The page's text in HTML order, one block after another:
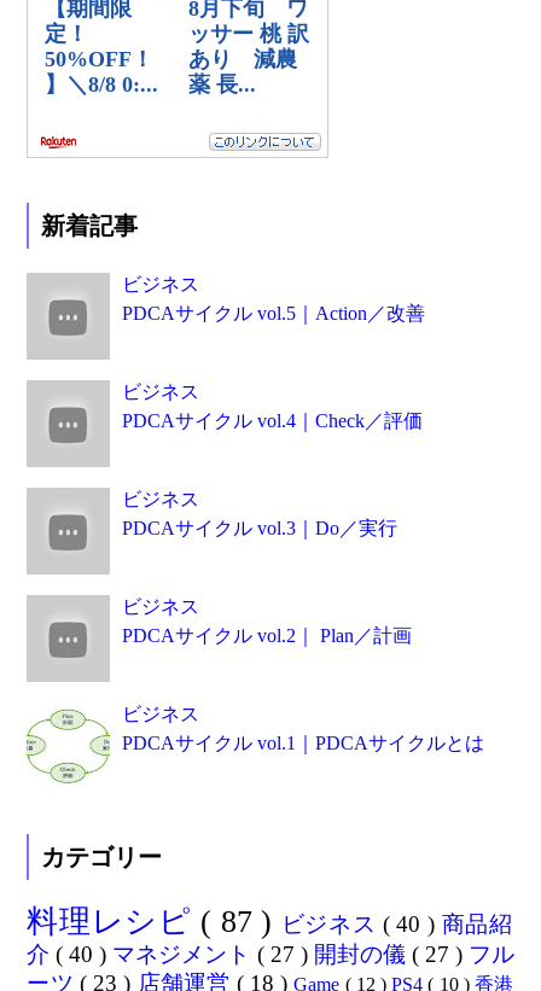
新着記事
ビジネス
PDCAサイクル vol.5｜Action／改善
ビジネス
PDCAサイクル vol.4｜Check／評価
ビジネス
PDCAサイクル vol.3｜Do／実行
ビジネス
PDCAサイクル vol.2｜ Plan／計画
ビジネス
PDCAサイクル vol.1｜PDCAサイクルとは
カテゴリー
料理レシピ ( 87 ) ビジネス ( 40 ) 商品紹
介( 40 ) マネジメント ( 27 ) 開封の儀 ( 27 ) フル
ーツ( 23 ) 店舗運営 ( 18 )Game ( 12 )PS4( 10 )香港